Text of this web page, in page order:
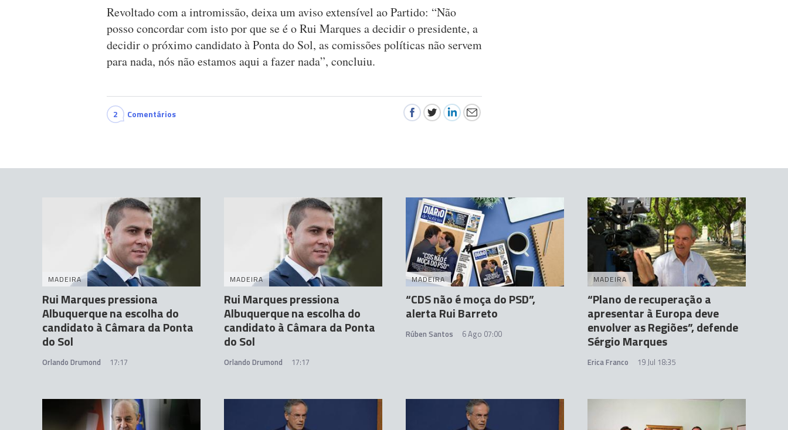
Revoltado com a intromissão, deixa um aviso extensível ao Partido: “Não
posso concordar com isto por que se é o Rui Marques a decidir o presidente, a
decidir o próximo candidato à Ponta do Sol, as comissões políticas não servem
para nada, nós não estamos aqui a fazer nada”, concluiu.
2 Comentários
MADEIRA
Rui Marques pressiona
Albuquerque na escolha do
candidato à Câmara da Ponta
do Sol
Orlando Drumond 17:17
MADEIRA
Rui Marques pressiona
Albuquerque na escolha do
candidato à Câmara da Ponta
do Sol
Orlando Drumond 17:17
MADEIRA
“CDS não é moça do PSD”,
alerta Rui Barreto
Rúben Santos 6 Ago 07:00
MADEIRA
“Plano de recuperação a
apresentar à Europa deve
envolver as Regiões”, defende
Sérgio Marques
Erica Franco 19 Jul 18:35